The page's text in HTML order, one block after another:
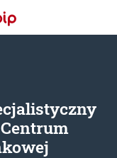
Strona główna -
-